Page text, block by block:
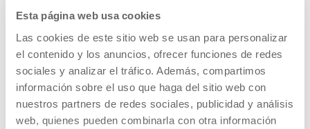
Esta página web usa cookies
Las cookies de este sitio web se usan para personalizar
el contenido y los anuncios, ofrecer funciones de redes
sociales y analizar el tráfico. Además, compartimos
información sobre el uso que haga del sitio web con
nuestros partners de redes sociales, publicidad y análisis
web, quienes pueden combinarla con otra información
AMHER SOS Racismo, Asociación
Multicultural de Hernani